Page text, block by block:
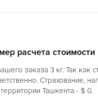
расчета стоимости
заказа 3 кг. Так как
Страхование,
Ташкента - $ 0.